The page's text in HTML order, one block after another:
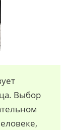
Выбор